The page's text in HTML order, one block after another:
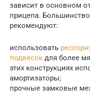
зависит в основном
прицепа.
рекомендуют:
использовать
подвесок для более
этих конструкциях
амортизаторы;
прочные замковые